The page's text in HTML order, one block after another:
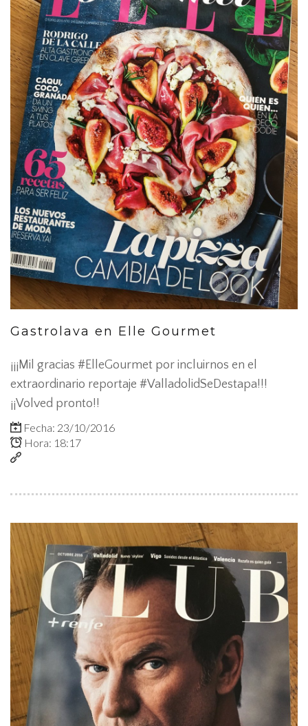
Gastrolava en Elle Gourmet
¡¡¡Mil gracias #ElleGourmet por incluirnos en el
extraordinario reportaje #ValladolidSeDestapa!!!
¡¡Volved pronto!!
Fecha: 23/10/2016
Hora: 18:17